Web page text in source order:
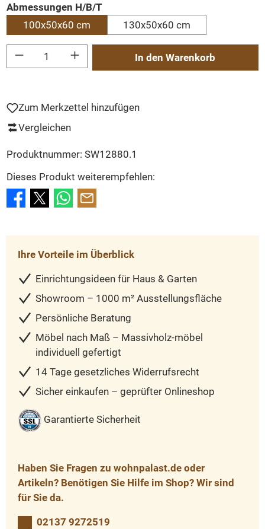
Abmessungen H/B/Tauswählen
100x50x60 cm
130x50x60 cm
Produkt Anzahl: Gib den gewünschten Wert ein oder benutze die Schaltflächen
In den Warenkorb
Zum Merkzettel hinzufügen
Vergleichen
Produktnummer: SW12880.1
Dieses Produkt weiterempfehlen:
Ihre Vorteile im Überblick
Einrichtungsideen für Haus & Garten
Showroom – 1000 m² Ausstellungsfläche
Persönliche Beratung
Möbel nach Maß – Massivholz-möbel
individuell gefertigt
14 Tage gesetzliches Widerrufsrecht
Sicher einkaufen – geprüfter Onlineshop
Garantierte Sicherheit
Haben Sie Fragen zu wohnpalast.de oder
Artikeln? Benötigen Sie Hilfe im Shop? Wir sind
für Sie da.
02137 9272519